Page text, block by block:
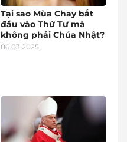
Tại sao Mùa Chay bắt
đầu vào Thứ Tư mà
không phải Chúa Nhật?
06.03.2025